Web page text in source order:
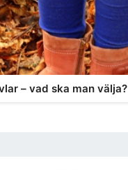
– vad ska man välja?